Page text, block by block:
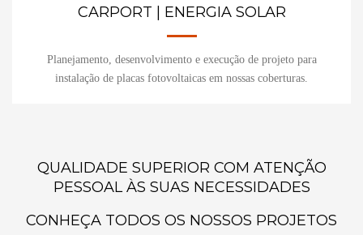
CARPORT | ENERGIA SOLAR
Planejamento, desenvolvimento e execução de projeto para
instalação de placas fotovoltaicas em nossas coberturas.
QUALIDADE SUPERIOR COM ATENÇÃO
PESSOAL ÀS SUAS NECESSIDADES
CONHEÇA TODOS OS NOSSOS PROJETOS